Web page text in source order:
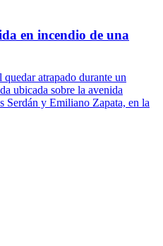
en incendio de una
atrapado durante un
ubicada sobre la avenida
Serdán y Emiliano Zapata, en la